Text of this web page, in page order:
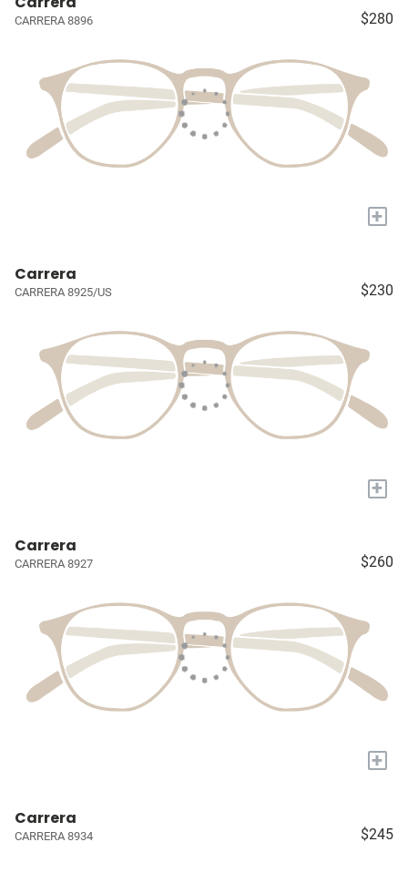
CARRERA 8896 $280
+
Carrera
CARRERA 8925/US $230
+
Carrera
CARRERA 8927 $260
+
Carrera
CARRERA 8934 $245